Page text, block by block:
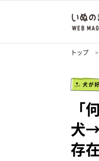
トップ
犬が
「
犬
存